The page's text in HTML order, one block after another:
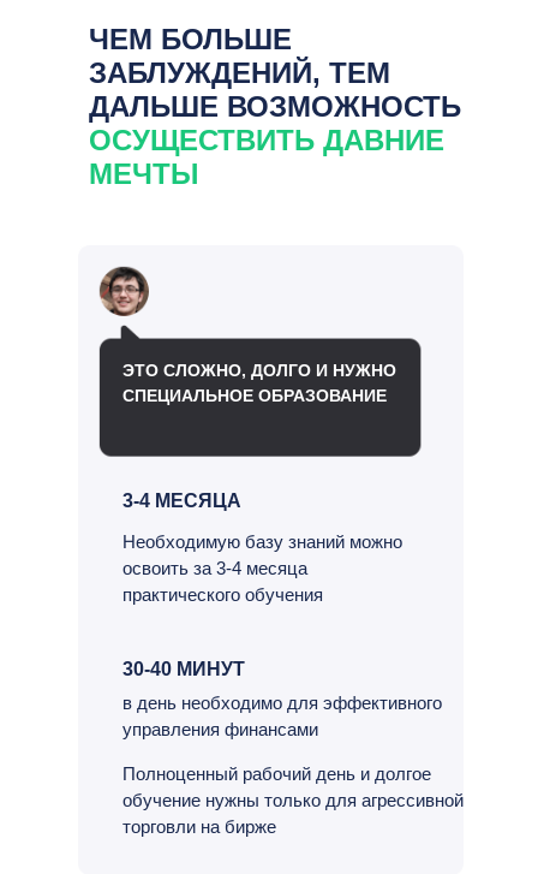
ЧЕМ БОЛЬШЕ
ЗАБЛУЖДЕНИЙ, ТЕМ
ДАЛЬШЕ ВОЗМОЖНОСТЬ
ОСУЩЕСТВИТЬ ДАВНИЕ
МЕЧТЫ
ЭТО СЛОЖНО, ДОЛГО И НУЖНО
СПЕЦИАЛЬНОЕ ОБРАЗОВАНИЕ
3-4 МЕСЯЦА
Необходимую базу знаний можно
освоить за 3-4 месяца
практического обучения
30-40 МИНУТ
в день необходимо для эффективного
управления финансами
Полноценный рабочий день и долгое
обучение нужны только для агрессивной
торговли на бирже